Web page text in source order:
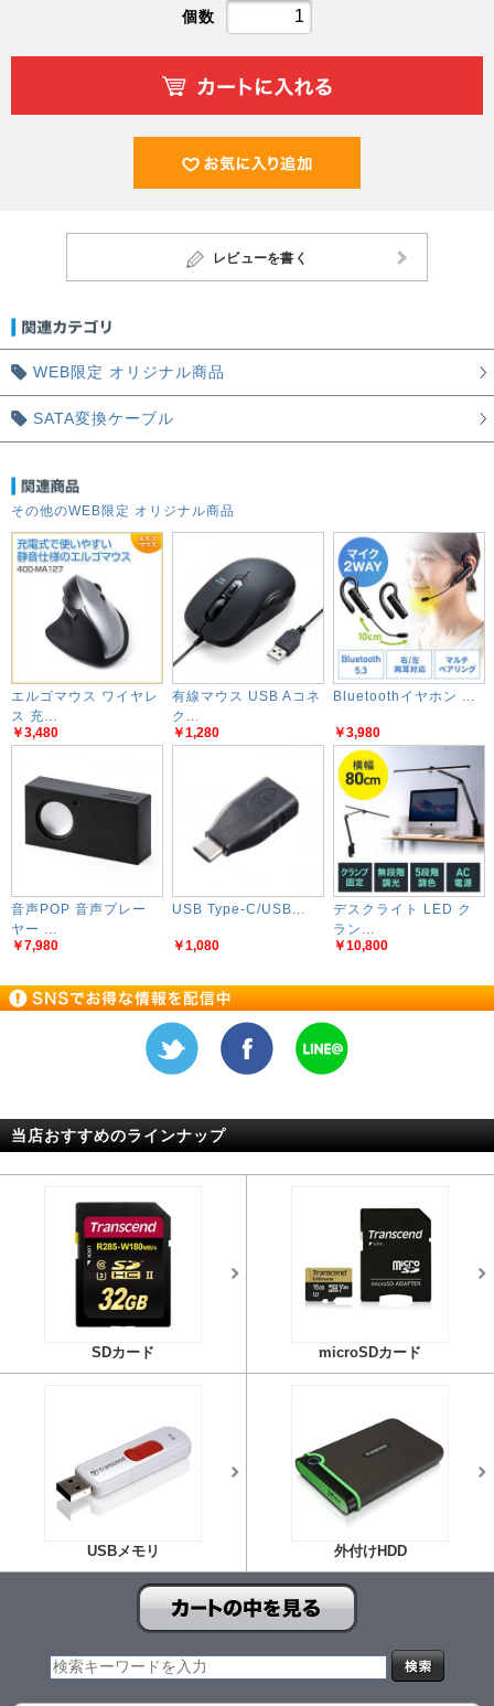
個数
レビューを書く
WEB限定 オリジナル商品
SATA変換ケーブル
その他のWEB限定 オリジナル商品
エルゴマウス ワイヤレ
ス 充...
￥3,480
有線マウス USB Aコネ
ク...
￥1,280
Bluetoothイヤホン ...
￥3,980
音声POP 音声プレー
ヤー ...
￥7,980
USB Type-C/USB...
￥1,080
デスクライト LED ク
ラン...
￥10,800
当店おすすめのラインナップ
SDカード microSDカード
USBメモリ 外付けHDD